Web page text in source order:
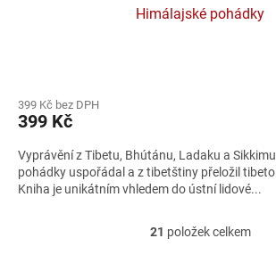
Himálajské pohádky
produktu
je
z
5
hvězdiček.
399 Kč bez DPH
399 Kč
Vyprávění z Tibetu, Bhútánu, Ladaku a
pohádky uspořádal a z tibetštiny přeložil
Kniha je unikátním vhledem do ústní lidové...
O
21 položek celkem